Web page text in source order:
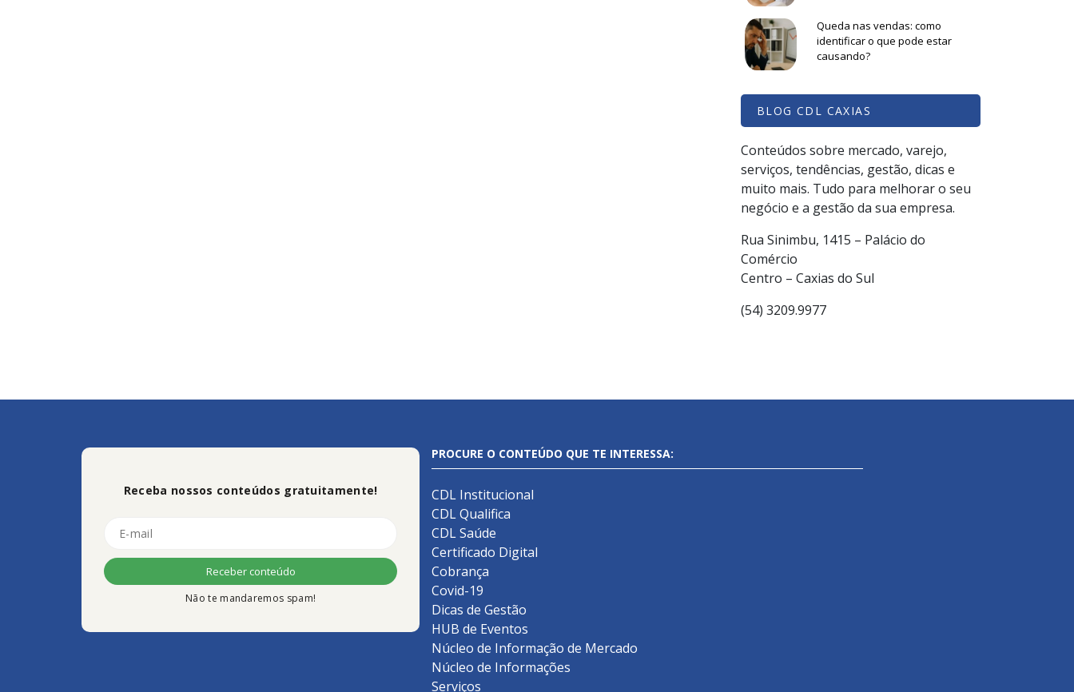
Queda nas vendas: como
identificar o que pode estar
causando?
BLOG CDL CAXIAS
Conteúdos sobre mercado, varejo,
serviços, tendências, gestão, dicas e
muito mais. Tudo para melhorar o seu
negócio e a gestão da sua empresa.
Rua Sinimbu, 1415 – Palácio do
Comércio
Centro – Caxias do Sul
(54) 3209.9977
Receba nossos conteúdos gratuitamente!
Não te mandaremos spam!
PROCURE O CONTEÚDO QUE TE INTERESSA:
CDL Institucional
CDL Qualifica
CDL Saúde
Certificado Digital
Cobrança
Covid-19
Dicas de Gestão
HUB de Eventos
Núcleo de Informação de Mercado
Núcleo de Informações
Serviços